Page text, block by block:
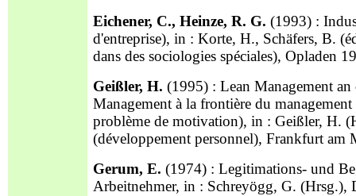
Eichener, C., Heinze, R. G. (1993) :
d'entreprise), in : Korte, H., Schäfers, B.
dans des sociologies spéciales), Opladen
Geißler, H. (1995) : Lean Management
Management à la frontière du
problème de motivation), in : Geißler, H.
(développement personnel), Frankfurt
Gerum, E. (1974) : Legitimations- und
Arbeitnehmer, in : Schreyögg, G.